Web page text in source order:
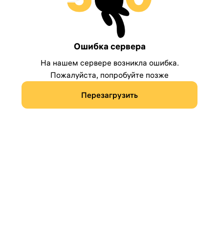
Ошибка сервера
На нашем сервере возникла ошибка.
Пожалуйста, попробуйте позже
Перезагрузить